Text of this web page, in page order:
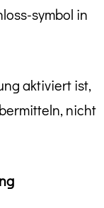
symbol in
aktiviert ist,
nicht